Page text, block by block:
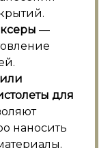
—
для
наносить